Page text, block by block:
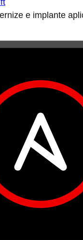
e implante